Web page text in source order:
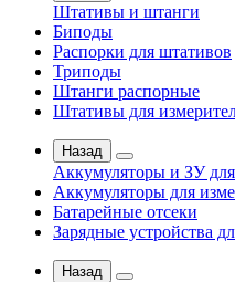
Штативы и штанги
Биподы
Распорки для штативов
Триподы
Штанги распорные
Штативы для
Назад
Аккумуляторы и ЗУ
Аккумуляторы для
Батарейные отсеки
Зарядные устройства
Назад